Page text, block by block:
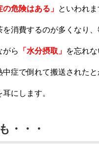
危険はある」 といわれま
消費するのが多くなり、
がら 「水分摂取」 を忘れな
症で倒れて搬送されたと
にします。
・・・